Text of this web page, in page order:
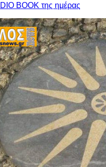
BOOK της ημέρας